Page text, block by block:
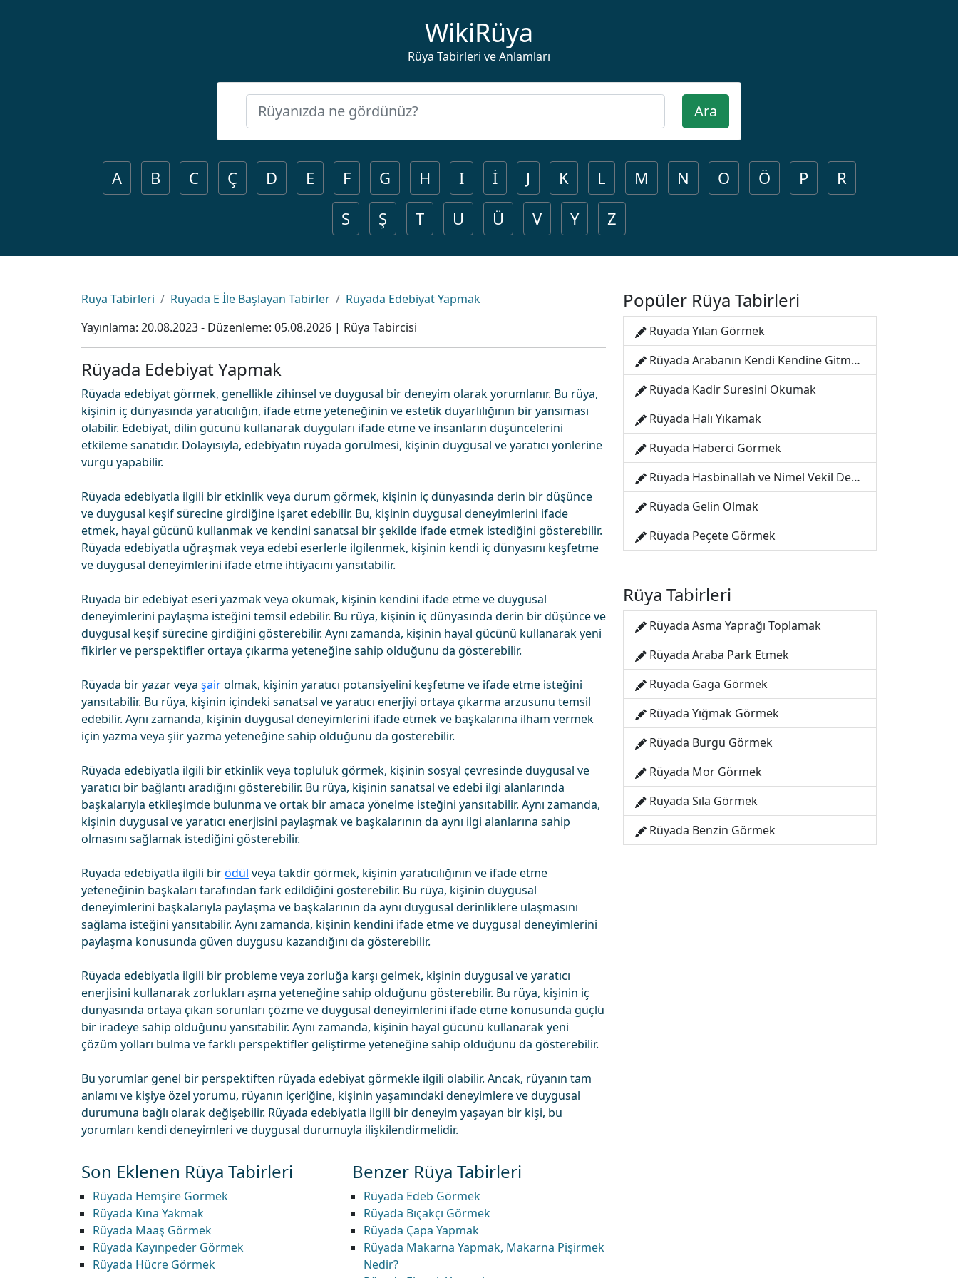
WikiRüya
Rüya Tabirleri ve Anlamları
Ara
A B C Ç D E F G H I İ J K L M N O Ö P
R
S
Ş T U Ü V Y Z
Rüya Tabirleri Rüyada E İle Başlayan Tabirler
Rüyada Edebiyat Yapmak
Yayınlama: 20.08.2023- Düzenleme: 05.08.2026 | Rüya Tabircisi
Rüyada Edebiyat Yapmak
Rüyada edebiyat görmek, genellikle zihinsel ve duygusal bir deneyim olarak yorumlanır. Bu rüya,
kişinin iç dünyasında yaratıcılığın, ifade etme yeteneğinin ve estetik duyarlılığının bir yansıması
olabilir. Edebiyat, dilin gücünü kullanarak duyguları ifade etme ve insanların düşüncelerini
etkileme sanatıdır. Dolayısıyla, edebiyatın rüyada görülmesi, kişinin duygusal ve yaratıcı yönlerine
vurgu yapabilir.
Rüyada edebiyatla ilgili bir etkinlik veya durum görmek, kişinin iç dünyasında derin bir düşünce
ve duygusal keşif sürecine girdiğine işaret edebilir. Bu, kişinin duygusal deneyimlerini ifade
etmek, hayal gücünü kullanmak ve kendini sanatsal bir şekilde ifade etmek istediğini gösterebilir.
Rüyada edebiyatla uğraşmak veya edebi eserlerle ilgilenmek, kişinin kendi iç dünyasını keşfetme
ve duygusal deneyimlerini ifade etme ihtiyacını yansıtabilir.
Rüyada bir edebiyat eseri yazmak veya okumak, kişinin kendini ifade etme ve duygusal
deneyimlerini paylaşma isteğini temsil edebilir. Bu rüya, kişinin iç dünyasında derin bir düşünce ve
duygusal keşif sürecine girdiğini gösterebilir. Aynı zamanda, kişinin hayal gücünü kullanarak yeni
fikirler ve perspektifler ortaya çıkarma yeteneğine sahip olduğunu da gösterebilir.
Rüyada bir yazar veya şairolmak, kişinin yaratıcı potansiyelini keşfetme ve ifade etme isteğini
yansıtabilir. Bu rüya, kişinin içindeki sanatsal ve yaratıcı enerjiyi ortaya çıkarma arzusunu temsil
edebilir. Aynı zamanda, kişinin duygusal deneyimlerini ifade etmek ve başkalarına ilham vermek
için yazma veya şiir yazma yeteneğine sahip olduğunu da gösterebilir.
Rüyada edebiyatla ilgili bir etkinlik veya topluluk görmek, kişinin sosyal çevresinde duygusal ve
yaratıcı bir bağlantı aradığını gösterebilir. Bu rüya, kişinin sanatsal ve edebi ilgi alanlarında
başkalarıyla etkileşimde bulunma ve ortak bir amaca yönelme isteğini yansıtabilir. Aynı zamanda,
kişinin duygusal ve yaratıcı enerjisini paylaşmak ve başkalarının da aynı ilgi alanlarına sahip
olmasını sağlamak istediğini gösterebilir.
Rüyada edebiyatla ilgili birödül veya takdir görmek, kişinin yaratıcılığının ve ifade etme
yeteneğinin başkaları tarafından fark edildiğini gösterebilir. Bu rüya, kişinin duygusal
deneyimlerini başkalarıyla paylaşma ve başkalarının da aynı duygusal derinliklere ulaşmasını
sağlama isteğini yansıtabilir. Aynı zamanda, kişinin kendini ifade etme ve duygusal deneyimlerini
paylaşma konusunda güven duygusu kazandığını da gösterebilir.
Rüyada edebiyatla ilgili bir probleme veya zorluğa karşı gelmek, kişinin duygusal ve yaratıcı
enerjisini kullanarak zorlukları aşma yeteneğine sahip olduğunu gösterebilir. Bu rüya, kişinin iç
dünyasında ortaya çıkan sorunları çözme ve duygusal deneyimlerini ifade etme konusunda güçlü
bir iradeye sahip olduğunu yansıtabilir. Aynı zamanda, kişinin hayal gücünü kullanarak yeni
çözüm yolları bulma ve farklı perspektifler geliştirme yeteneğine sahip olduğunu da gösterebilir.
Bu yorumlar genel bir perspektiften rüyada edebiyat görmekle ilgili olabilir. Ancak, rüyanın tam
anlamı ve kişiye özel yorumu, rüyanın içeriğine, kişinin yaşamındaki deneyimlere ve duygusal
durumuna bağlı olarak değişebilir. Rüyada edebiyatla ilgili bir deneyim yaşayan bir kişi, bu
yorumları kendi deneyimleri ve duygusal durumuyla ilişkilendirmelidir.
Son Eklenen Rüya Tabirleri
Rüyada Hemşire Görmek
Rüyada Kına Yakmak
Rüyada Maaş Görmek
Rüyada Kayınpeder Görmek
Rüyada Hücre Görmek
Benzer Rüya Tabirleri
Rüyada Edeb Görmek
Rüyada Bıçakçı Görmek
Rüyada Çapa Yapmak
Rüyada Makarna Yapmak, Makarna Pişirmek
Nedir?
Popüler Rüya Tabirleri
Rüyada Yılan Görmek
Rüyada Arabanın Kendi Kendine Gitmesi
Rüyada Kadir Suresini Okumak
Rüyada Halı Yıkamak
Rüyada Haberci Görmek
Rüyada Hasbinallah ve Nimel Vekil Demek
Rüyada Gelin Olmak
Rüyada Peçete Görmek
Rüya Tabirleri
Rüyada Asma Yaprağı Toplamak
Rüyada Araba Park Etmek
Rüyada Gaga Görmek
Rüyada Yığmak Görmek
Rüyada Burgu Görmek
Rüyada Mor Görmek
Rüyada Sıla Görmek
Rüyada Benzin Görmek